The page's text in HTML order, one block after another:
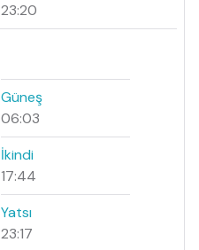
23:20
Güneş
06:03
İkindi
17:44
Yatsı
23:17